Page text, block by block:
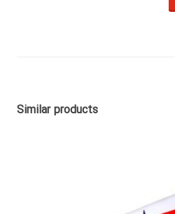
Similar products